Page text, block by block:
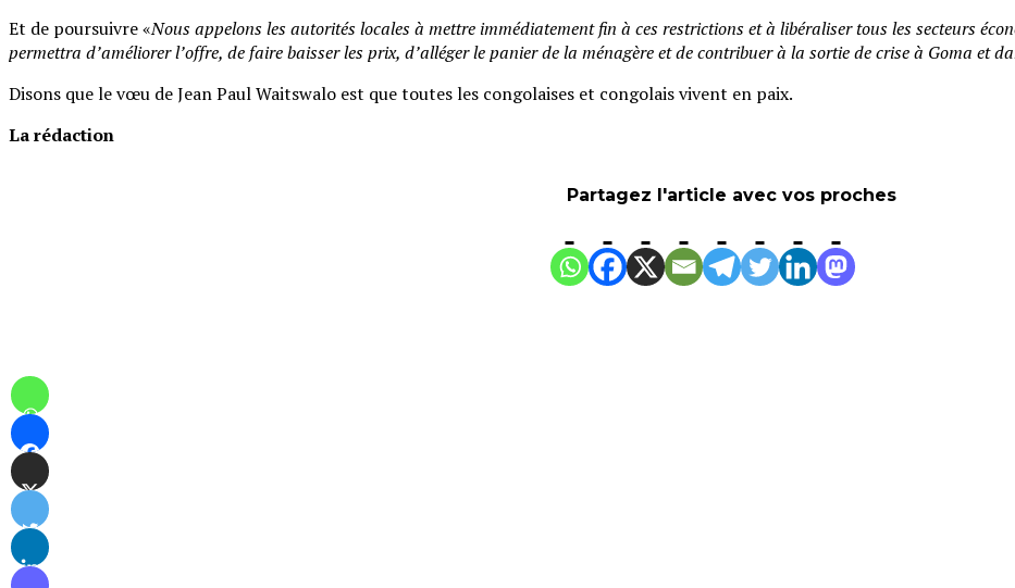
Et de poursuivre «Nous appelons les autorités locales à mettre immédiatement fin à ces restrictions et à libéraliser tous les secteurs
permettra d’améliorer l’offre, de faire baisser les prix, d’alléger le panier de la ménagère et de contribuer à la sortie de crise à Goma et
Disons que le vœu de Jean Paul Waitswalo est que toutes les congolaises et congolais vivent en paix.
La rédaction
Partagez l'article avec vos proches